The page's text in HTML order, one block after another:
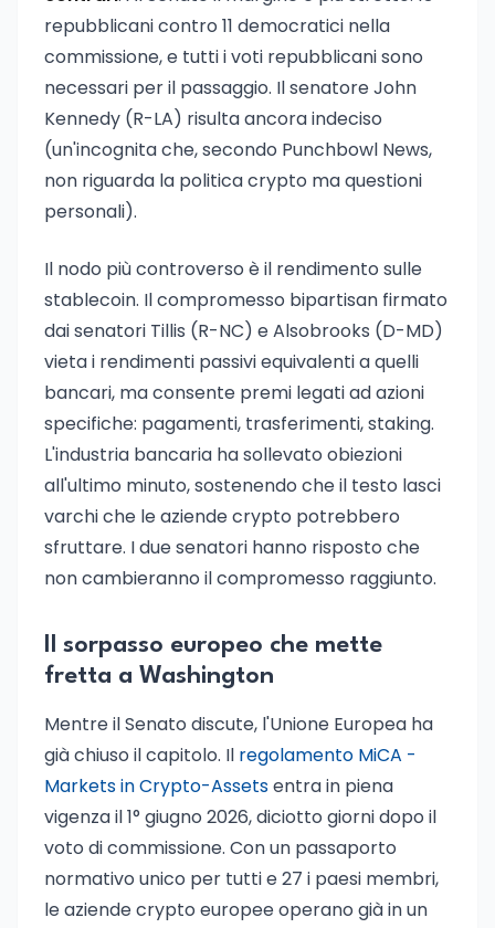
repubblicani contro 11 democratici nella
commissione, e tutti i voti repubblicani sono
necessari per il passaggio. Il senatore John
Kennedy (R-LA) risulta ancora indeciso
(un'incognita che, secondo Punchbowl News,
non riguarda la politica crypto ma questioni
personali).
Il nodo più controverso è il rendimento sulle
stablecoin. Il compromesso bipartisan firmato
dai senatori Tillis (R-NC) e Alsobrooks (D-MD)
vieta i rendimenti passivi equivalenti a quelli
bancari, ma consente premi legati ad azioni
specifiche: pagamenti, trasferimenti, staking.
L'industria bancaria ha sollevato obiezioni
all'ultimo minuto, sostenendo che il testo lasci
varchi che le aziende crypto potrebbero
sfruttare. I due senatori hanno risposto che
non cambieranno il compromesso raggiunto.
Il sorpasso europeo che mette
fretta a Washington
Mentre il Senato discute, l'Unione Europea ha
già chiuso il capitolo. Il regolamento MiCA -
Markets in Crypto-Assetsentra in piena
vigenza il 1° giugno 2026, diciotto giorni dopo il
voto di commissione. Con un passaporto
normativo unico per tutti e 27 i paesi membri,
le aziende crypto europee operano già in un